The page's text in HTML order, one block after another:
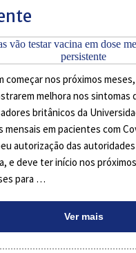
começar nos próximos
melhora nos sintomas
britânicos da
mensais em pacientes com
autorização das
e deve ter início nos
para …
Ver mais